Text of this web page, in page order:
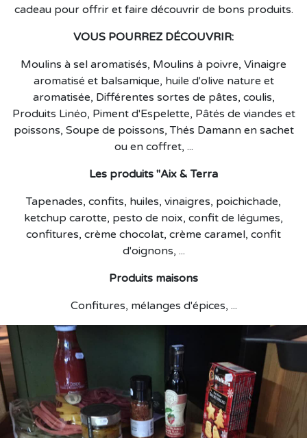
cadeau pour offrir et faire découvrir de bons produits.
VOUS POURREZ DÉCOUVRIR:
Moulins à sel aromatisés, Moulins à poivre, Vinaigre
aromatisé et balsamique, huile d'olive nature et
aromatisée, Différentes sortes de pâtes, coulis,
Produits Linéo, Piment d'Espelette, Pâtés de viandes et
poissons, Soupe de poissons, Thés Damann en sachet
ou en coffret, ...
Les produits "Aix & Terra
Tapenades, confits, huiles, vinaigres, poichichade,
ketchup carotte, pesto de noix, confit de légumes,
confitures, crème chocolat, crème caramel, confit
d'oignons, ...
Produits maisons
Confitures, mélanges d'épices, ...